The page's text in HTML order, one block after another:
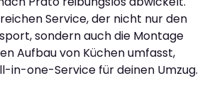
Service, der nicht nur den
sondern auch die Montage
Aufbau von Küchen umfasst,
in-one-Service für deinen Umzug.